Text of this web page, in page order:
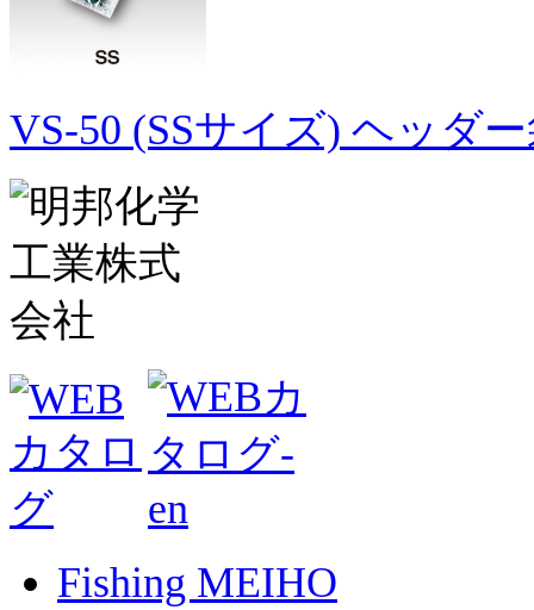
VS-50 (SSサイズ) ヘッダ
Fishing MEIHO